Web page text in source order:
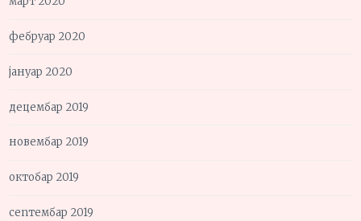
фебруар 2020
јануар 2020
децембар 2019
новембар 2019
октобар 2019
септембар 2019